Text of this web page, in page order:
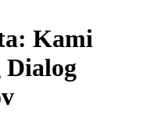
Kami
Dialog